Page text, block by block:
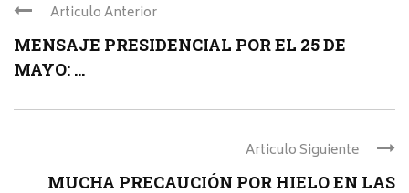
Articulo Anterior
MENSAJE PRESIDENCIAL POR EL 25 DE
MAYO: ...
Articulo Siguiente
MUCHA PRECAUCIÓN POR HIELO EN LAS